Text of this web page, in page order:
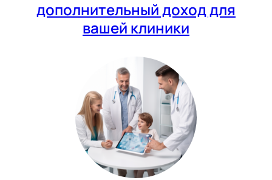
дополнительный доход для
вашей клиники